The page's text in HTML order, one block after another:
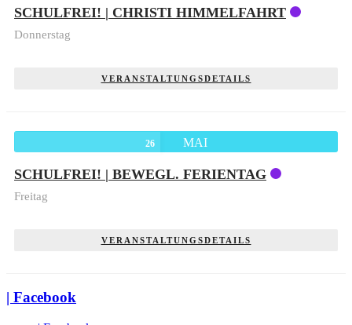
SCHULFREI! | CHRISTI HIMMELFAHRT
Donnerstag
VERANSTALTUNGSDETAILS
26 MAI
SCHULFREI! | BEWEGL. FERIENTAG
Freitag
VERANSTALTUNGSDETAILS
| Facebook